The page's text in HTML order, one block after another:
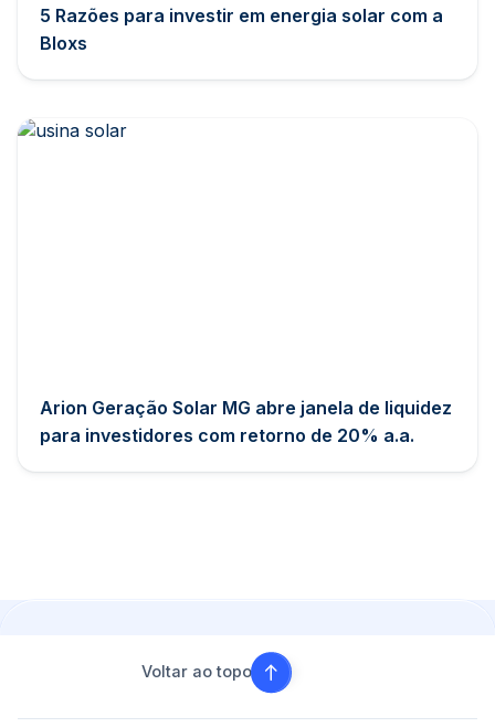
5 Razões para investir em energia solar com a
Bloxs
Arion Geração Solar MG abre janela de liquidez
para investidores com retorno de 20% a.a.
Voltar ao topo